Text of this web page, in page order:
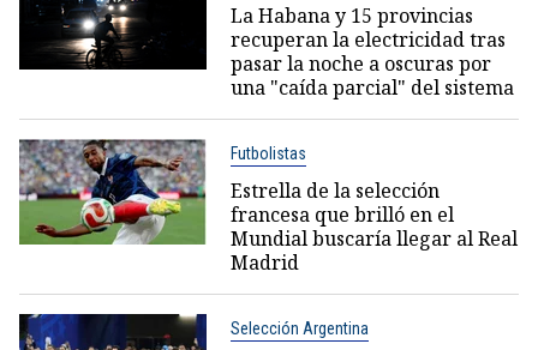
La Habana y 15 provincias
recuperan la electricidad tras
pasar la noche a oscuras por
una "caída parcial" del sistema
Futbolistas
Estrella de la selección
francesa que brilló en el
Mundial buscaría llegar al Real
Madrid
Selección Argentina